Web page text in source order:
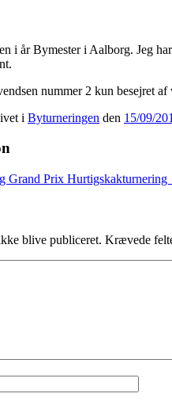
i år Bymester i Aalborg. Jeg
nummer 2 kun besejret
i Byturneringen den 15/09/
Grand Prix Hurtigskakturnering
blive publiceret. Krævede